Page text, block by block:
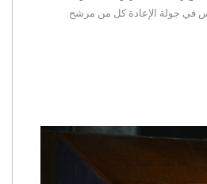
في جولة الإعادة كل من مرشح